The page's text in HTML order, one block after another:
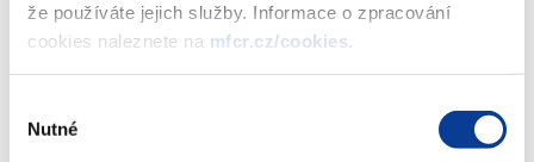
že používáte jejich služby. Informace o zpracování
cookies naleznete na mfcr.cz/cookies
souhlasu
Nutné
Další změnou v novele je zavedení zálohy na daňový odpočet,
která umožní dřívější vrácení části nadměrných odpočtů na dani z
a zároveň zvýší právní i podnikatelskou jistotu.